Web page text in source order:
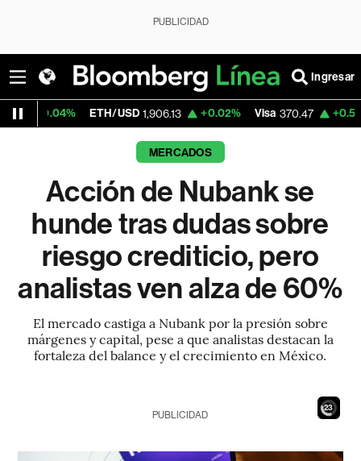
PUBLICIDAD
Ingresar
ETH/USD 1,906.13 +0.02% Visa 370.47 +0.52%
MERCADOS
Acción de Nubank se
hunde tras dudas sobre
riesgo crediticio, pero
analistas ven alza de 60%
El mercado castiga a Nubank por la presión sobre
márgenes y capital, pese a que analistas destacan la
fortaleza del balance y el crecimiento en México.
21
PUBLICIDAD